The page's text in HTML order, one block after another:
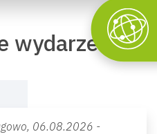
wydarzenia
06.08.2026 -